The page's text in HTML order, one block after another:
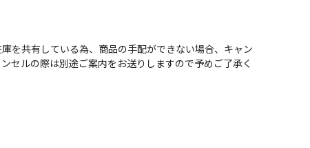
を共有している為、商品の手配ができない場合、キャン
セルの際は別途ご案内をお送りしますので予めご了承く